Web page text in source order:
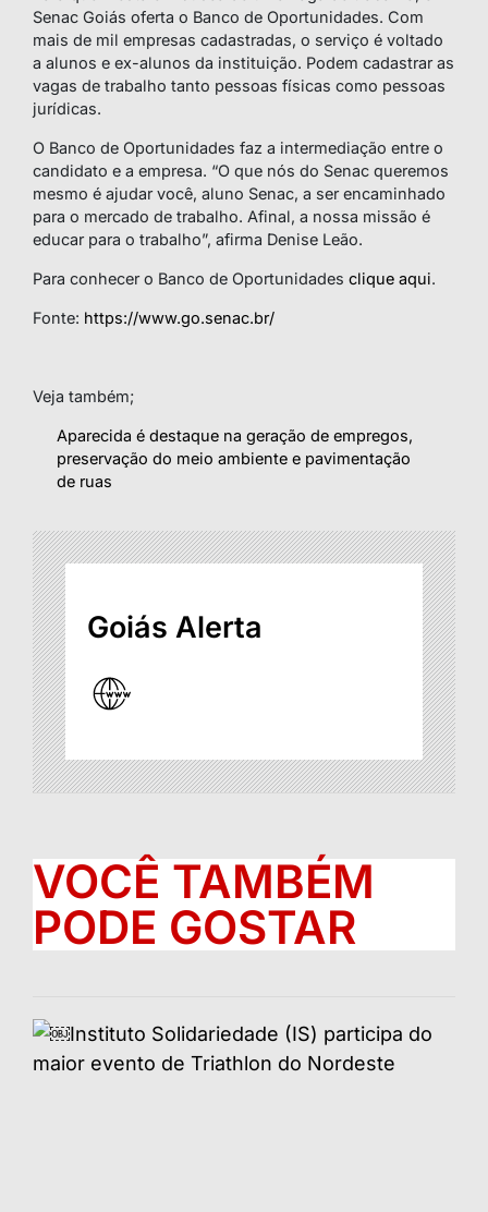
Senac Goiás oferta o Banco de Oportunidades. Com
mais de mil empresas cadastradas, o serviço é voltado
a alunos e ex-alunos da instituição. Podem cadastrar as
vagas de trabalho tanto pessoas físicas como pessoas
jurídicas.
O Banco de Oportunidades faz a intermediação entre o
candidato e a empresa. “O que nós do Senac queremos
mesmo é ajudar você, aluno Senac, a ser encaminhado
para o mercado de trabalho. Afinal, a nossa missão é
educar para o trabalho”, afirma Denise Leão.
Para conhecer o Banco de Oportunidades clique aqui.
Fonte: https://www.go.senac.br/
Veja também;
Aparecida é destaque na geração de empregos,
preservação do meio ambiente e pavimentação
de ruas
Goiás Alerta
VOCÊ TAMBÉM
PODE GOSTAR